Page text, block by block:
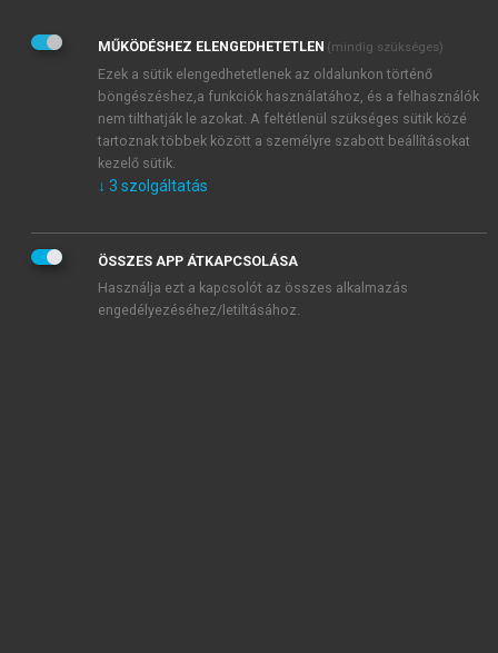
Adatkezelési tájékoztatóbanfoglaltakat tudomásul
veszem és elfogadom.
Általános vásárlási feltételeket, valamint a szotar.netés a
mersz.huoldalak licencszerződéseiben foglaltakat
tudomásul veszem és elfogadom.
KIPRÓBÁLOM
MŰKÖDÉSHEZ ELENGEDHETETLEN (mindig szükséges)
Ezek a sütik elengedhetetlenek az oldalunkon történő
böngészéshez,a funkciók használatához, és a felhasználók
nem tilthatják le azokat. A feltétlenül szükséges sütik közé
tartoznak többek között a személyre szabott beállításokat
kezelő sütik.
↓ 3 szolgáltatás
ÖSSZES APP ÁTKAPCSOLÁSA
Használja ezt a kapcsolót az összes alkalmazás
engedélyezéséhez/letiltásához.